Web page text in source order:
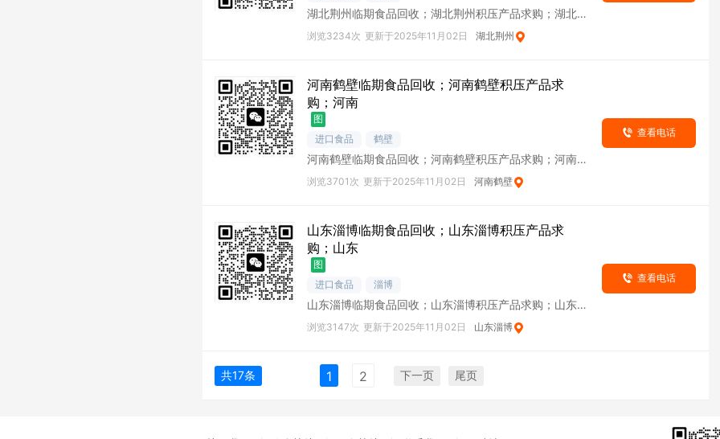
湖北荆州临期食品回收；湖北荆州积压产品求购；湖北荆
州库存尾货
浏览3234次 更新于2025年11月02日 湖北荆州
河南鹤壁临期食品回收；河南鹤壁积压产品求
购；河南
图
进口食品
鹤壁
河南鹤壁临期食品回收；河南鹤壁积压产品求购；河南鹤
壁库存尾货
浏览3701次 更新于2025年11月02日 河南鹤壁
查看电话
山东淄博临期食品回收；山东淄博积压产品求
购；山东
图
进口食品
淄博
山东淄博临期食品回收；山东淄博积压产品求购；山东淄
博库存尾货
浏览3147次 更新于2025年11月02日 山东淄博
查看电话
共17条 1 2 下一页 尾页